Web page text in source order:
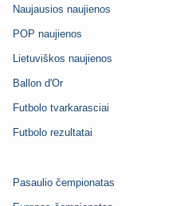
Naujausios naujienos
POP naujienos
Lietuviškos naujienos
Ballon d'Or
Futbolo tvarkarasciai
Futbolo rezultatai
Pasaulio čempionatas